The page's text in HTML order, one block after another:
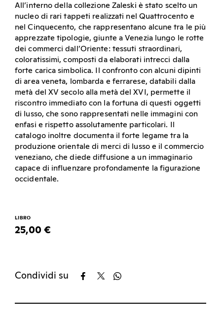
All’interno della collezione Zaleski è stato scelto un
nucleo di rari tappeti realizzati nel Quattrocento e
nel Cinquecento, che rappresentano alcune tra le più
apprezzate tipologie, giunte a Venezia lungo le rotte
dei commerci dall’Oriente: tessuti straordinari,
coloratissimi, composti da elaborati intrecci dalla
forte carica simbolica. Il confronto con alcuni dipinti
di area veneta, lombarda e ferrarese, databili dalla
metà del XV secolo alla metà del XVI, permette il
riscontro immediato con la fortuna di questi oggetti
di lusso, che sono rappresentati nelle immagini con
enfasi e rispetto assolutamente particolari. Il
catalogo inoltre documenta il forte legame tra la
produzione orientale di merci di lusso e il commercio
veneziano, che diede diffusione a un immaginario
capace di influenzare profondamente la figurazione
occidentale.
LIBRO
25,00 €
Condividi su